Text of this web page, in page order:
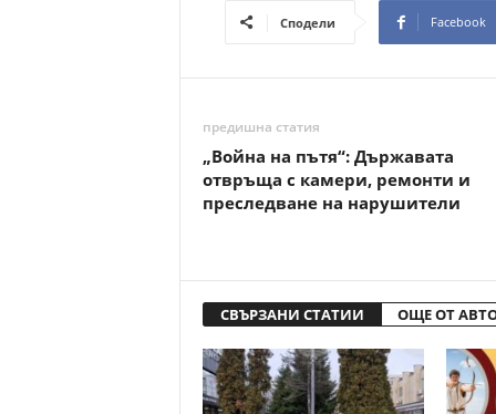
Сподели Facebook
предишна статия
„Война на пътя“: Държавата
отвръща с камери, ремонти и
преследване на нарушители
СВЪРЗАНИ СТАТИИ ОЩЕ ОТ